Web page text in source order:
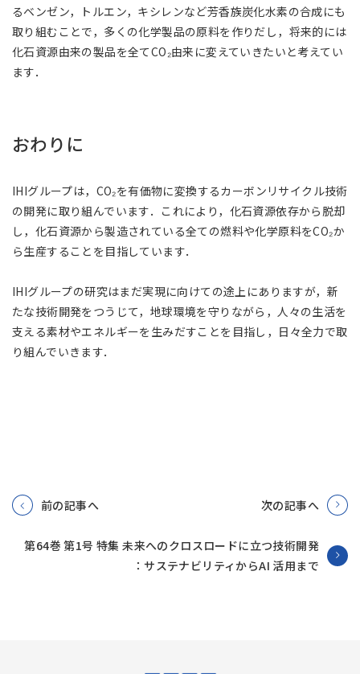
るベンゼン，トルエン，キシレンなど芳香族炭化水素の合成にも
取り組むことで，多くの化学製品の原料を作りだし，将来的には
化石資源由来の製品を全てCO₂由来に変えていきたいと考えてい
ます．
おわりに
IHIグループは，CO₂を有価物に変換するカーボンリサイクル技術
の開発に取り組んでいます．これにより，化石資源依存から脱却
し，化石資源から製造されている全ての燃料や化学原料をCO₂か
ら生産することを目指しています．
IHIグループの研究はまだ実現に向けての途上にありますが，新
たな技術開発をつうじて，地球環境を守りながら，人々の生活を
支える素材やエネルギーを生みだすことを目指し，日々全力で取
り組んでいきます．
前の記事へ 次の記事へ
第64巻 第1号 特集 未来へのクロスロードに立つ技術開発
：サステナビリティからAI 活用まで